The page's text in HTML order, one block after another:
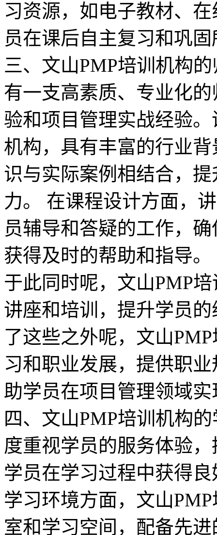
习资源，如电子教材、
员在课后自主复习和巩
三、文山PMP培训机构
有一支高素质、专业化
验和项目管理实战经验
机构，具有丰富的行业
识与实际案例相结合，
力。 在课程设计方面，
员辅导和答疑的工作，
获得及时的帮助和指导。
于此同时呢，文山PMP
讲座和培训，提升学员
了这些之外呢，文山
习和职业发展，提供职
助学员在项目管理领域
四、文山PMP培训机构
度重视学员的服务体验
学员在学习过程中获得
学习环境方面，文山
室和学习空间，配备先